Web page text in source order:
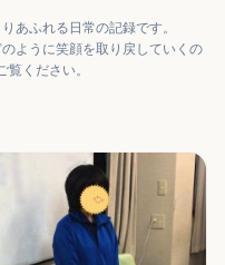
あふれる日常の記録です。
ように笑顔を取り戻していくの
ください。